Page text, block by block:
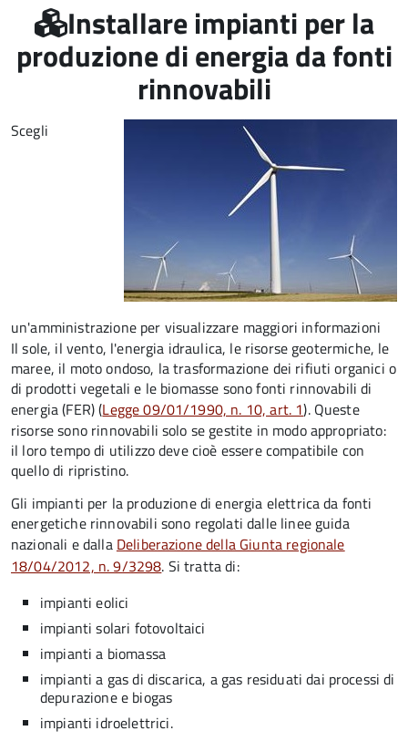
Installare impianti per la
produzione di energia da fonti
rinnovabili
Scegli
un'amministrazione per visualizzare maggiori informazioni
Il sole, il vento, l'energia idraulica, le risorse geotermiche, le
maree, il moto ondoso, la trasformazione dei rifiuti organici o
di prodotti vegetali e le biomasse sono fonti rinnovabili di
energia (FER) (Legge 09/01/1990, n. 10, art. 1). Queste
risorse sono rinnovabili solo se gestite in modo appropriato:
il loro tempo di utilizzo deve cioè essere compatibile con
quello di ripristino.
Gli impianti per la produzione di energia elettrica da fonti
energetiche rinnovabili sono regolati dalle linee guida
nazionali e dalla Deliberazione della Giunta regionale
18/04/2012, n. 9/3298. Si tratta di:
impianti eolici
impianti solari fotovoltaici
impianti a biomassa
impianti a gas di discarica, a gas residuati dai processi di
depurazione e biogas
impianti idroelettrici.